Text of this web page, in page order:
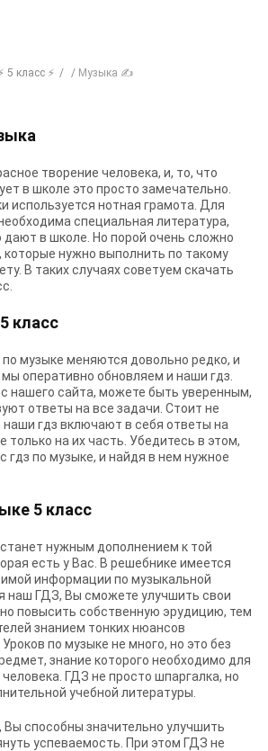
5 класс ⚡ Музыка ✍
творение человека, и, то, что
в школе это просто замечательно.
используется нотная грамота. Для
специальная литература,
в школе. Но порой очень сложно
которые нужно выполнить по такому
В таких случаях советуем скачать
класс
музыке меняются довольно редко, и
оперативно обновляем и наши гдз.
нашего сайта, можете быть уверенным,
ответы на все задачи. Стоит не
наши гдз включают в себя ответы на
только на их часть. Убедитесь в этом,
гдз по музыке, и найдя в нем нужное
5 класс
нужным дополнением к той
есть у Вас. В решебнике имеется
информации по музыкальной
наш ГДЗ, Вы сможете улучшить свои
повысить собственную эрудицию, тем
знанием тонких нюансов
по музыке не много, но это без
знание которого необходимо для
ГДЗ не просто шпаргалка, но
учебной литературы.
Вы способны значительно улучшить
успеваемость. При этом ГДЗ не